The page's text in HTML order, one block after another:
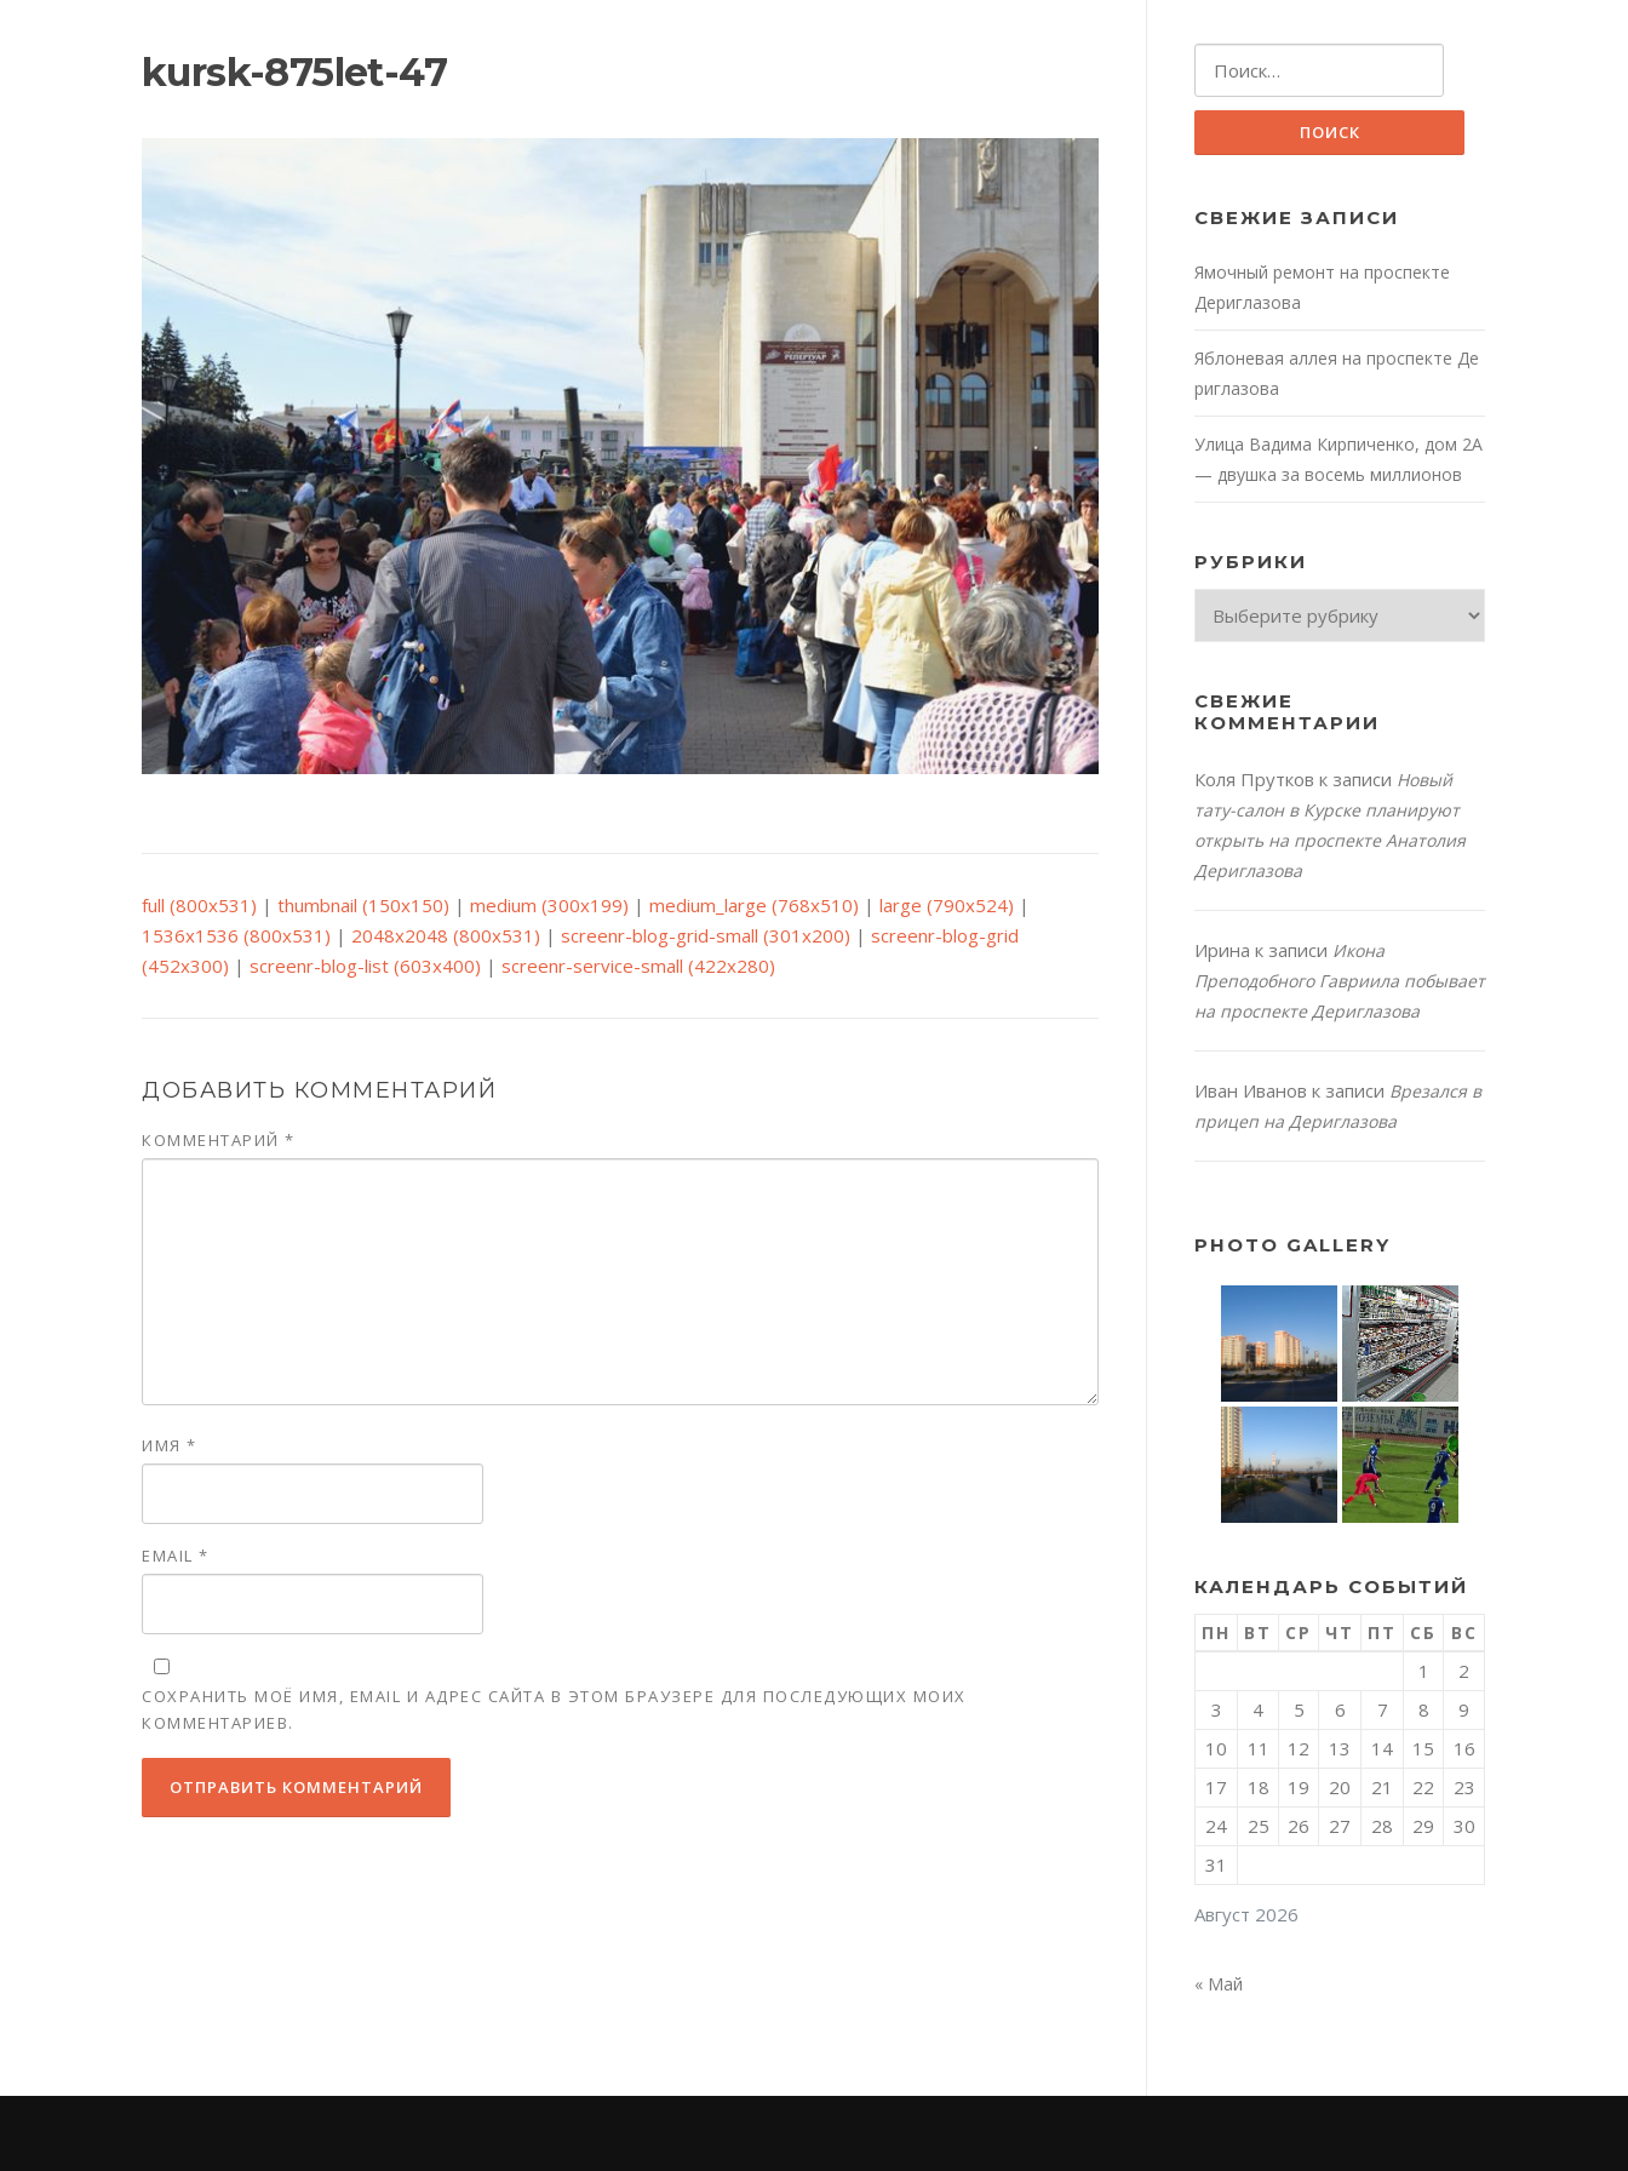
kursk-875let-47
full (800x531) | thumbnail (150x150) | medium (300x199) | medium_large (768x510) | large (790x524) |
1536x1536 (800x531) | 2048x2048 (800x531) | screenr-blog-grid-small (301x200) | screenr-blog-grid
(452x300) | screenr-blog-list (603x400) | screenr-service-small (422x280)
ДОБАВИТЬ КОММЕНТАРИЙ
КОММЕНТАРИЙ *
ИМЯ *
EMAIL *
СОХРАНИТЬ МОЁ ИМЯ, EMAIL И АДРЕС САЙТА В ЭТОМ БРАУЗЕРЕ ДЛЯ ПОСЛЕДУЮЩИХ МОИХ
КОММЕНТАРИЕВ.
СВЕЖИЕ ЗАПИСИ
Ямочный ремонт на проспекте
Дериглазова
Яблоневая аллея на проспекте Де
риглазова
Улица Вадима Кирпиченко, дом 2А
— двушка за восемь миллионов
РУБРИКИ
СВЕЖИЕ
КОММЕНТАРИИ
Коля Прутков к записи Новый
тату-салон в Курске планируют
открыть на проспекте Анатолия
Дериглазова
Ирина к записи Икона
Преподобного Гавриила побывает
на проспекте Дериглазова
Иван Иванов к записи Врезался в
прицеп на Дериглазова
PHOTO GALLERY
КАЛЕНДАРЬ СОБЫТИЙ
Август 2026
ПН ВТ СР ЧТ ПТ СБ ВС
1
2
3
4 5 6 7 8
9
10
11 12 13 14 15
16
17
18 19 20 21 22
23
24
25 26 27 28 29
30
31
« Май